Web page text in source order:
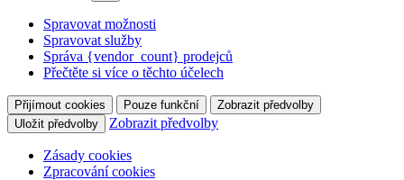
Spravovat možnosti
Spravovat služby
Správa {vendor_count} prodejců
Přečtěte si více o těchto účelech
Přijímout cookies Pouze funkční
Zobrazit předvolby
Uložit předvolby
Zobrazit předvolby
Zásady cookies
Zpracování cookies